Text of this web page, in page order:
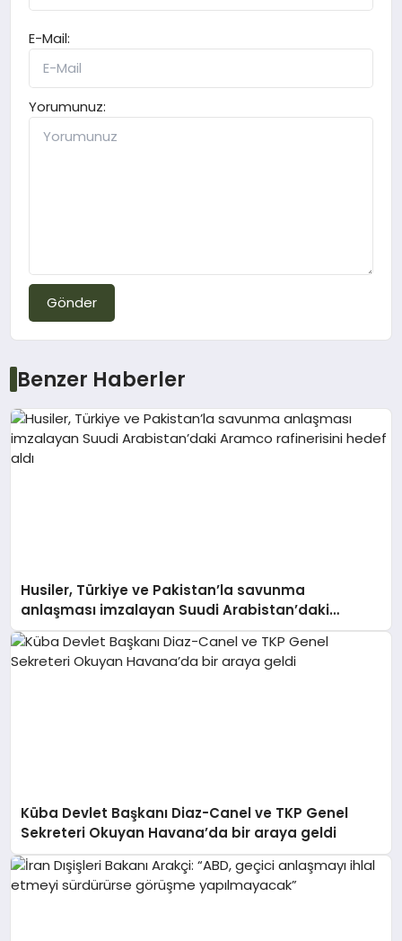
E-Mail:
Yorumunuz:
Gönder
Benzer Haberler
Husiler, Türkiye ve Pakistan’la savunma
anlaşması imzalayan Suudi Arabistan’daki
Aramco rafinerisini hedef aldı
Küba Devlet Başkanı Diaz-Canel ve TKP Genel
Sekreteri Okuyan Havana’da bir araya geldi